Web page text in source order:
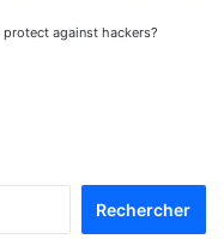
against hackers?